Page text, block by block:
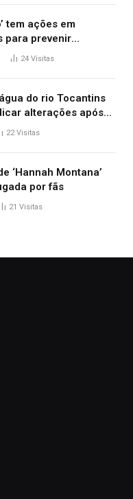
tem ações em
para prevenir
no AP
24 Visitas
do rio Tocantins
alterações após
ponte entre MA e
22Visitas
‘Hannah Montana’
por fãs
21 Visitas